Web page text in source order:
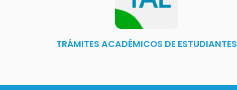
TRÁMITES ACADÉMICOS DE ESTUDIANTES